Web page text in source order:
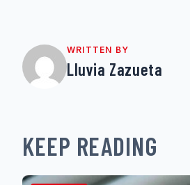
WRITTEN BY
Lluvia Zazueta
KEEP READING